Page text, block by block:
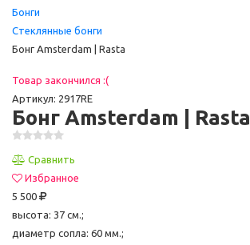
Бонги
Стеклянные бонги
Бонг Amsterdam | Rasta
Товар закончился :(
Артикул: 2917RE
Бонг Amsterdam | Rasta
Сравнить
Избранное
5 500
высота: 37 см.;
диаметр сопла: 60 мм.;